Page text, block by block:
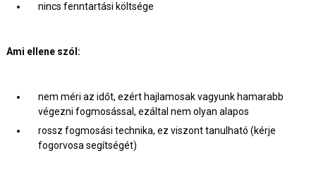
nincs fenntartási költsége
Ami ellene szól:
nem méri az időt, ezért hajlamosak vagyunk hamarabb
végezni fogmosással, ezáltal nem olyan alapos
rossz fogmosási technika, ez viszont tanulható (kérje
fogorvosa segítségét)